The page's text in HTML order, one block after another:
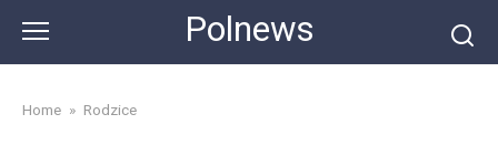
content
Polnews
Home » Rodzice